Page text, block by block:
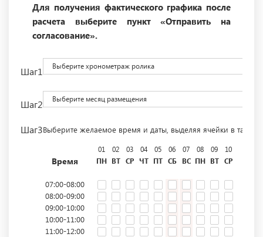
Для получения фактического графика после
расчета выберите пункт «Отправить на
согласование».
Шаг1 Выберите хронометраж ролика
Шаг2 Выберите месяц размещения
Шаг3Выберите желаемое время и даты, выделяя ячейки в
Время
01
ПН
02
ВТ
03
СР
04
ЧТ
05
ПТ
06
СБ
07
ВС
08
ПН
09
ВТ
10
СР
07:00-08:00
08:00-09:00
09:00-10:00
10:00-11:00
11:00-12:00